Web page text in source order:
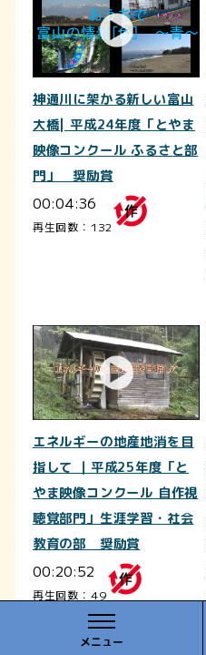
メニュー
神通川に架かる新しい富山
大橋| 平成24年度「とやま
映像コンクール ふるさと部
門」 奨励賞
00:04:36
再生回数：132
エネルギーの地産地消を目
指して ｜平成25年度「と
やま映像コンクール 自作視
聴覚部門」生涯学習・社会
教育の部 奨励賞
00:20:52
再生回数：49